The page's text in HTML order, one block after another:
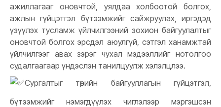
ажиллагааг оновчтой, уялдаа холбоотой болгох,
ажлын гүйцэтгэл бүтээмжийг сайжруулах, иргэдэд
үзүүлэх тусламж үйлчилгээний зохион байгуулалтыг
оновчтой болгох эрсдэл аюулгүй, сэтгэл ханамжтай
үйлчилгээг авах зэрэг чухал мэдээллийг нотолгоо
судалгаагаар үндэслэн танилцуулж хэлэлцлээ.
Сургалтыг төрийн байгууллагын гүйцэтгэл,
бүтээмжийг нэмэгдүүлэх чиглэлээр мэргэшсэн